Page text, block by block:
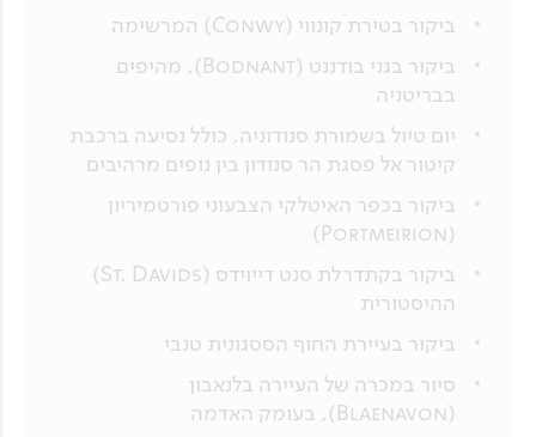
ביקור בטירת קונווי (Conwy) המרשימה
ביקור בגני בודננט (Bodnant), מהיפים
בבריטניה
יום טיול בשמורת סנודוניה, כולל נסיעה ברכבת
קיטור אל פסגת הר סנודון בין נופים מרהיבים
ביקור בכפר האיטלקי הצבעוני פורטמיריון
(Portmeirion)
ביקור בקתדרלת סנט דייוידס (St. Davids)
ההיסטורית
ביקור בעיירת החוף הססגונית טנבי
סיור במכרה של העיירה בלנאבון
(Blaenavon), בעומק האדמה